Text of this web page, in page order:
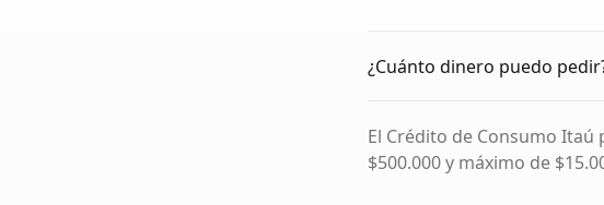
¿Cuánto dinero puedo
El Crédito de Consumo
$500.000 y máximo de